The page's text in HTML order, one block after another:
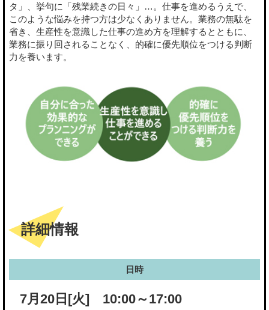
タ」、挙句に「残業続きの日々」…。仕事を進めるうえで、
このような悩みを持つ方は少なくありません。業務の無駄を
省き、生産性を意識した仕事の進め方を理解するとともに、
業務に振り回されることなく、的確に優先順位をつける判断
力を養います。
詳細情報
日時
7月20日[火] 10:00～17:00